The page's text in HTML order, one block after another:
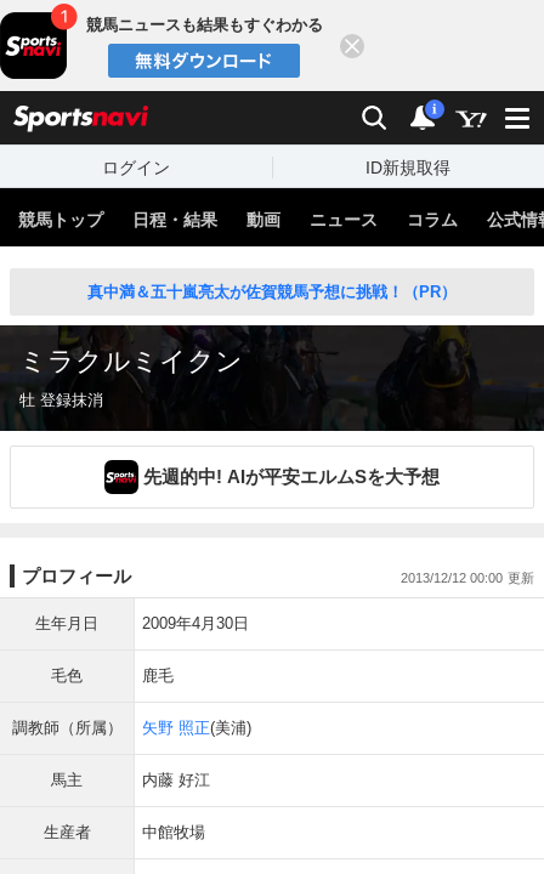
競馬ニュースも結果もすぐわかる
検索 通知
i
ログイン ID新規取得
競馬トップ 日程・結果 動画 ニュース コラム 公式情
真中満＆五十嵐亮太が佐賀競馬予想に挑戦！（PR）
ミラクルミイクン
牡 登録抹消
先週的中! AIが平安エルムSを大予想
プロフィール 2013/12/12 00:00
生年月日 2009年4月30日
毛色 鹿毛
調教師（所属） 矢野 照正(美浦)
馬主 内藤 好江
生産者 中館牧場